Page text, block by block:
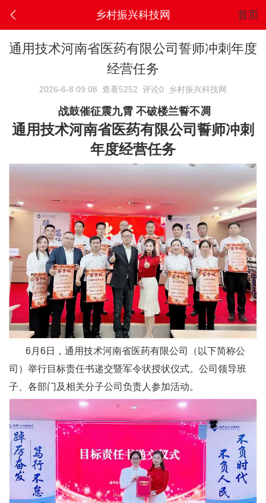
乡村振兴科技网 首页
通用技术河南省医药有限公司誓师冲刺年度
经营任务
2026-6-8 09:08 查看5252 评论0 乡村振兴科技网
战鼓催征震九霄 不破楼兰誓不凋
通用技术河南省医药有限公司誓师冲刺
年度经营任务
6月6日，通用技术河南省医药有限公司（以下简称公
司）举行目标责任书递交暨军令状授状仪式。公司领导班
子、各部门及相关分子公司负责人参加活动。